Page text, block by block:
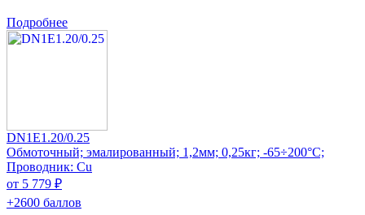
Подробнее
DN1E1.20/0.25
Обмоточный; эмалированный; 1,2мм; 0,25кг; -65÷200°C;
Проводник: Cu
от 5 779 ₽
+2600 баллов